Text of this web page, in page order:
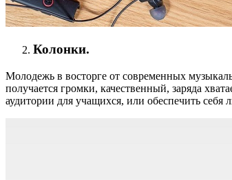
Колонки.
Молодежь в восторге от современных
получается громки, качественный, заряда
аудитории для учащихся, или обеспечить